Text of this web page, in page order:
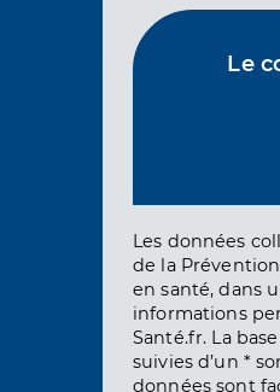
Le
Les données
de la
en santé, dans
informations
Santé.fr. La
suivies d’un *
données sont